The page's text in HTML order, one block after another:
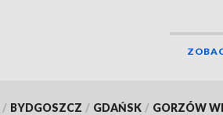
/ BYDGOSZCZ / GDAŃSK / GORZÓW